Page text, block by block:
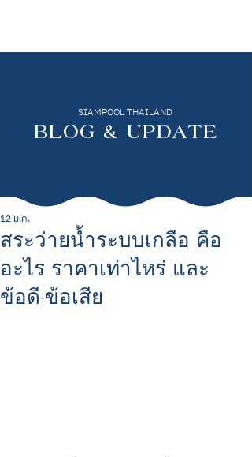
SIAMPOOL THAILAND
BLOG & UPDATE
สระว่ายน้ำระบบเกลือ คือ
อะไร ราคาเท่าไหร่ และ
ข้อดี-ข้อเสีย
12 ม.ค.